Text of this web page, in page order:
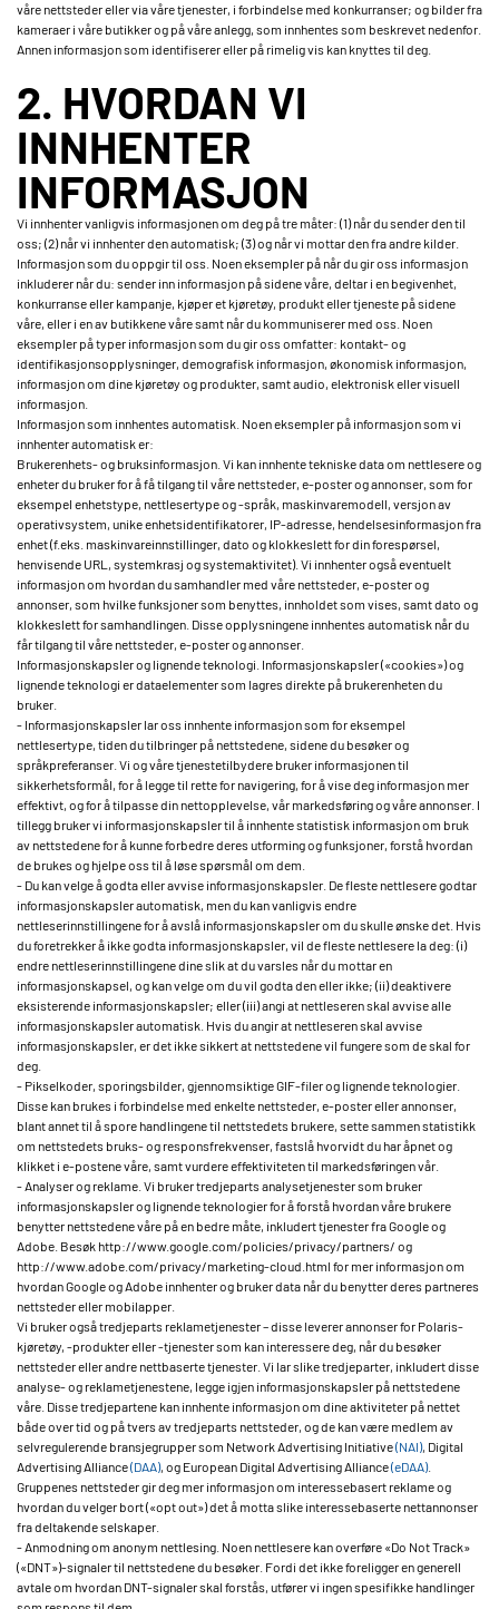
våre nettsteder eller via våre tjenester, i forbindelse med konkurranser; og bilder fra
kameraer i våre butikker og på våre anlegg, som innhentes som beskrevet nedenfor.
Annen informasjon som identifiserer eller på rimelig vis kan knyttes til deg.
2. HVORDAN VI
INNHENTER
INFORMASJON
Vi innhenter vanligvis informasjonen om deg på tre måter: (1) når du sender den til
oss; (2) når vi innhenter den automatisk; (3) og når vi mottar den fra andre kilder.
Informasjon som du oppgir til oss. Noen eksempler på når du gir oss informasjon
inkluderer når du: sender inn informasjon på sidene våre, deltar i en begivenhet,
konkurranse eller kampanje, kjøper et kjøretøy, produkt eller tjeneste på sidene
våre, eller i en av butikkene våre samt når du kommuniserer med oss. Noen
eksempler på typer informasjon som du gir oss omfatter: kontakt- og
identifikasjonsopplysninger, demografisk informasjon, økonomisk informasjon,
informasjon om dine kjøretøy og produkter, samt audio, elektronisk eller visuell
informasjon.
Informasjon som innhentes automatisk. Noen eksempler på informasjon som vi
innhenter automatisk er:
Brukerenhets- og bruksinformasjon. Vi kan innhente tekniske data om nettlesere og
enheter du bruker for å få tilgang til våre nettsteder, e-poster og annonser, som for
eksempel enhetstype, nettlesertype og -språk, maskinvaremodell, versjon av
operativsystem, unike enhetsidentifikatorer, IP-adresse, hendelsesinformasjon fra
enhet (f.eks. maskinvareinnstillinger, dato og klokkeslett for din forespørsel,
henvisende URL, systemkrasj og systemaktivitet). Vi innhenter også eventuelt
informasjon om hvordan du samhandler med våre nettsteder, e-poster og
annonser, som hvilke funksjoner som benyttes, innholdet som vises, samt dato og
klokkeslett for samhandlingen. Disse opplysningene innhentes automatisk når du
får tilgang til våre nettsteder, e-poster og annonser.
Informasjonskapsler og lignende teknologi. Informasjonskapsler («cookies») og
lignende teknologi er dataelementer som lagres direkte på brukerenheten du
bruker.
- Informasjonskapsler lar oss innhente informasjon som for eksempel
nettlesertype, tiden du tilbringer på nettstedene, sidene du besøker og
språkpreferanser. Vi og våre tjenestetilbydere bruker informasjonen til
sikkerhetsformål, for å legge til rette for navigering, for å vise deg informasjon mer
effektivt, og for å tilpasse din nettopplevelse, vår markedsføring og våre annonser. I
tillegg bruker vi informasjonskapsler til å innhente statistisk informasjon om bruk
av nettstedene for å kunne forbedre deres utforming og funksjoner, forstå hvordan
de brukes og hjelpe oss til å løse spørsmål om dem.
- Du kan velge å godta eller avvise informasjonskapsler. De fleste nettlesere godtar
informasjonskapsler automatisk, men du kan vanligvis endre
nettleserinnstillingene for å avslå informasjonskapsler om du skulle ønske det. Hvis
du foretrekker å ikke godta informasjonskapsler, vil de fleste nettlesere la deg: (i)
endre nettleserinnstillingene dine slik at du varsles når du mottar en
informasjonskapsel, og kan velge om du vil godta den eller ikke; (ii) deaktivere
eksisterende informasjonskapsler; eller (iii) angi at nettleseren skal avvise alle
informasjonskapsler automatisk. Hvis du angir at nettleseren skal avvise
informasjonskapsler, er det ikke sikkert at nettstedene vil fungere som de skal for
deg.
- Pikselkoder, sporingsbilder, gjennomsiktige GIF-filer og lignende teknologier.
Disse kan brukes i forbindelse med enkelte nettsteder, e-poster eller annonser,
blant annet til å spore handlingene til nettstedets brukere, sette sammen statistikk
om nettstedets bruks- og responsfrekvenser, fastslå hvorvidt du har åpnet og
klikket i e-postene våre, samt vurdere effektiviteten til markedsføringen vår.
- Analyser og reklame. Vi bruker tredjeparts analysetjenester som bruker
informasjonskapsler og lignende teknologier for å forstå hvordan våre brukere
benytter nettstedene våre på en bedre måte, inkludert tjenester fra Google og
Adobe. Besøk http://www.google.com/policies/privacy/partners/ og
http://www.adobe.com/privacy/marketing-cloud.html for mer informasjon om
hvordan Google og Adobe innhenter og bruker data når du benytter deres partneres
nettsteder eller mobilapper.
Vi bruker også tredjeparts reklametjenester – disse leverer annonser for Polaris-
kjøretøy, -produkter eller -tjenester som kan interessere deg, når du besøker
nettsteder eller andre nettbaserte tjenester. Vi lar slike tredjeparter, inkludert disse
analyse- og reklametjenestene, legge igjen informasjonskapsler på nettstedene
våre. Disse tredjepartene kan innhente informasjon om dine aktiviteter på nettet
både over tid og på tvers av tredjeparts nettsteder, og de kan være medlem av
selvregulerende bransjegrupper som Network Advertising Initiative(NAI), Digital
Advertising Alliance(DAA), og European Digital Advertising Alliance(eDAA).
Gruppenes nettsteder gir deg mer informasjon om interessebasert reklame og
hvordan du velger bort («opt out») det å motta slike interessebaserte nettannonser
fra deltakende selskaper.
- Anmodning om anonym nettlesing. Noen nettlesere kan overføre «Do Not Track»
(«DNT»)-signaler til nettstedene du besøker. Fordi det ikke foreligger en generell
avtale om hvordan DNT-signaler skal forstås, utfører vi ingen spesifikke handlinger